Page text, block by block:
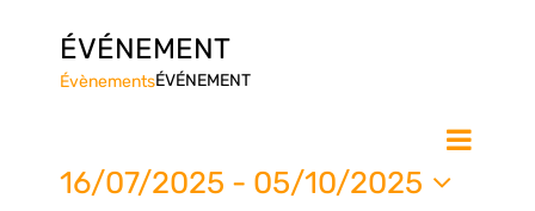
ÉVÉNEMENT
ÉvènementsÉVÉNEMENT
Liste
16/07/2025 - 05/10/2025